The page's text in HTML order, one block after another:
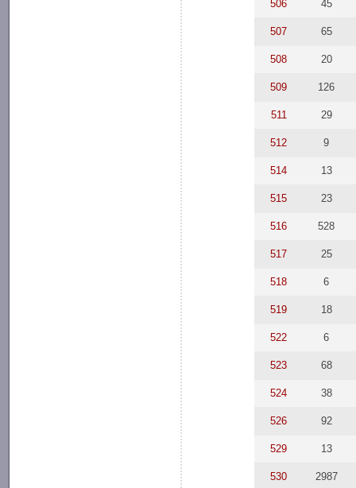
506 45
507 65
508 20
509 126
511 29
512 9
514 13
515 23
516 528
517 25
518 6
519 18
522 6
523 68
524 38
526 92
529 13
530 2987